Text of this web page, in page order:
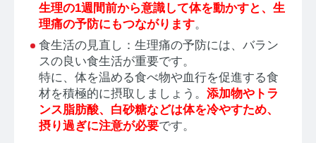
生理の1週間前から意識して体を動かすと、生
理痛の予防にもつながります。
食生活の見直し：生理痛の予防には、バラン
スの良い食生活が重要です。
特に、体を温める食べ物や血行を促進する食
材を積極的に摂取しましょう。 添加物やトラ
ンス脂肪酸、白砂糖などは体を冷やすため、
摂り過ぎに注意が必要です。